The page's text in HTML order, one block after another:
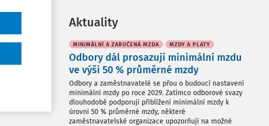
Aktuality
MINIMÁLNÍ A ZARUČENÁ MZDA MZDY A PLATY
Odbory dál prosazují minimální mzdu
ve výši 50 % průměrné mzdy
Odbory a zaměstnavatelé se přou o budoucí nastavení
minimální mzdy po roce 2029. Zatímco odborové svazy
dlouhodobě podporují přiblížení minimální mzdy k
úrovni 50 % průměrné mzdy, některé
zaměstnavatelské organizace upozorňují na možné